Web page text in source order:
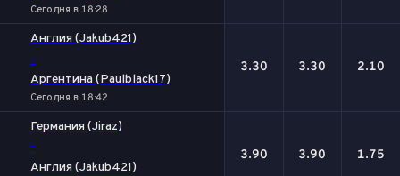
Сегодня в 18:28
Англия (Jakub421)
-
Аргентина (Paulblack17)
Сегодня в 18:42
3.30 3.30 2.10
Германия (Jiraz)
-
Англия (Jakub421)
3.90 3.90 1.75